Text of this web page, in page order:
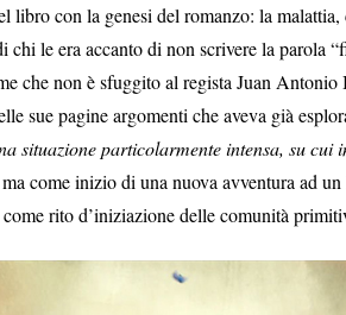
libro con la genesi del romanzo: la malattia,
le era accanto di non scrivere la parola
che non è sfuggito al regista Juan Antonio
sue pagine argomenti che aveva già
situazione particolarmente intensa, su cui
come inizio di una nuova avventura ad
come rito d’iniziazione delle comunità